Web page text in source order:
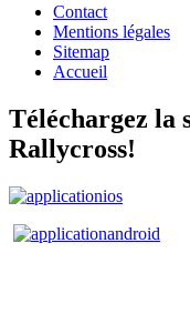
Contact
Mentions légales
Sitemap
Accueil
Téléchargez la
Rallycross!